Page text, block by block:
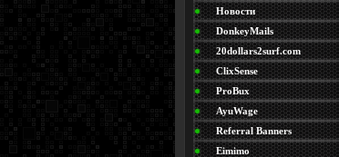
Новости
DonkeyMails
20dollars2surf.com
ClixSense
ProBux
AyuWage
Referral Banners
Eimimo